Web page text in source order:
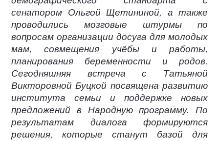
сенатором Ольгой Щетининой, а также
проводились мозговые штурмы по
вопросам организации досуга для молодых
мам, совмещения учёбы и работы,
планирования беременности и родов.
Сегодняшняя встреча с Татьяной
Викторовной Буцкой посвящена развитию
института семьи и поддержке новых
предложений в Народную программу. По
результатам диалога формируются
решения, которые станут базой для